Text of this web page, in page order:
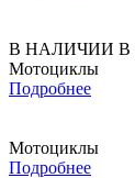
В НАЛИЧИИ В
Мотоциклы
Подробнее
Мотоциклы
Подробнее